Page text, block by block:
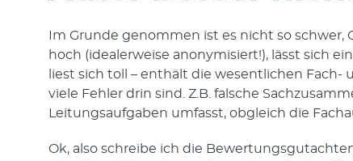
Im Grunde genommen ist es nicht so
hoch (idealerweise anonymisiert!), lässt sich
liest sich toll – enthält die wesentlichen Fach-
viele Fehler drin sind. Z.B. falsche
Leitungsaufgaben umfasst, obgleich die
Ok, also schreibe ich die